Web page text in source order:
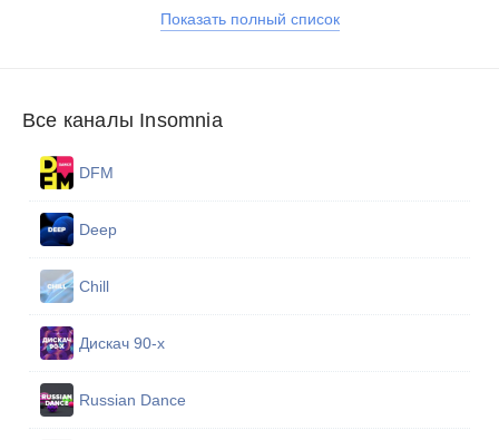
Показать полный список
Все каналы Insomnia
DFM
Deep
Chill
Дискач 90-х
Russian Dance